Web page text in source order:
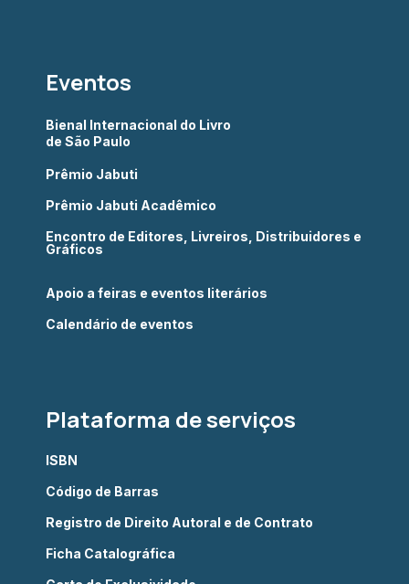
Eventos
Bienal Internacional do Livro
de São Paulo
Prêmio Jabuti
Prêmio Jabuti Acadêmico
Encontro de Editores, Livreiros, Distribuidores e
Gráficos
Apoio a feiras e eventos literários
Calendário de eventos
Plataforma de serviços
ISBN
Código de Barras
Registro de Direito Autoral e de Contrato
Ficha Catalográfica